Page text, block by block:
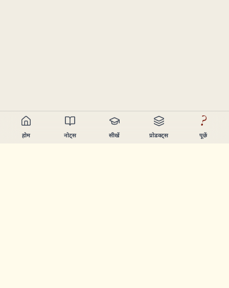
होम नोट्स सीखें प्रोडक्ट्स
?
पूछें